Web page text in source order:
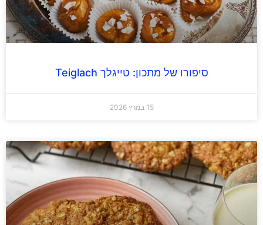
סיפורו של מתכון: טייגלך Teiglach